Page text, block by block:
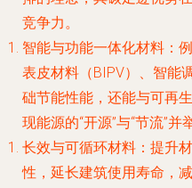
竞争力。
智能与功能一体化材料 ：
表皮材料（BIPV）、智能
础节能性能，还能与可再
现能源的“开源”与“节流”并
长效与可循环材料 ：提升
性，延长建筑使用寿命，